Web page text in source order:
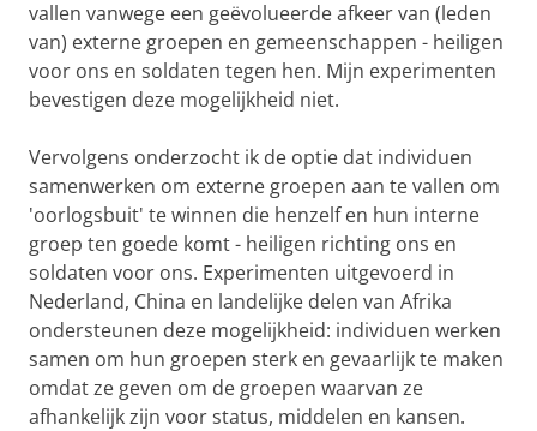
vallen vanwege een geëvolueerde afkeer van (leden
van) externe groepen en gemeenschappen - heiligen
voor ons en soldaten tegen hen. Mijn experimenten
bevestigen deze mogelijkheid niet.
Vervolgens onderzocht ik de optie dat individuen
samenwerken om externe groepen aan te vallen om
'oorlogsbuit' te winnen die henzelf en hun interne
groep ten goede komt - heiligen richting ons en
soldaten voor ons. Experimenten uitgevoerd in
Nederland, China en landelijke delen van Afrika
ondersteunen deze mogelijkheid: individuen werken
samen om hun groepen sterk en gevaarlijk te maken
omdat ze geven om de groepen waarvan ze
afhankelijk zijn voor status, middelen en kansen.